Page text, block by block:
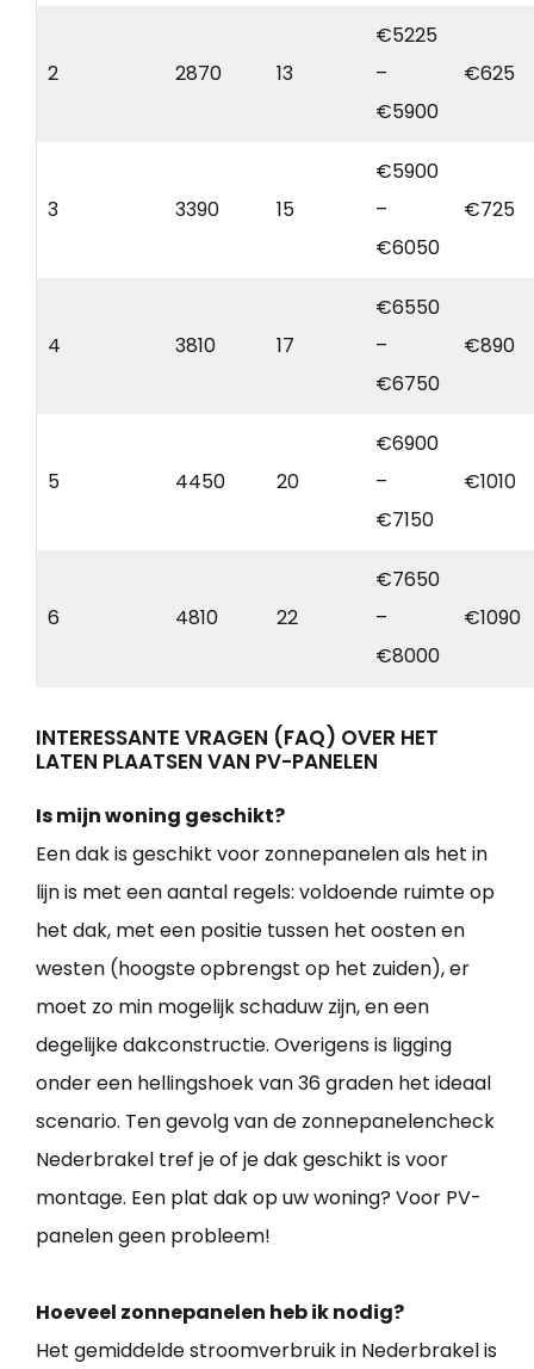
2 2870 13
€5225
–
€5900
€625
3 3390 15
€5900
–
€6050
€725
4 3810 17
€6550
–
€6750
€890
5 4450 20
€6900
–
€7150
€1010
6 4810 22
€7650
–
€8000
€1090
INTERESSANTE VRAGEN (FAQ) OVER HET
LATEN PLAATSEN VAN PV-PANELEN
Is mijn woning geschikt?
Een dak is geschikt voor zonnepanelen als het in
lijn is met een aantal regels: voldoende ruimte op
het dak, met een positie tussen het oosten en
westen (hoogste opbrengst op het zuiden), er
moet zo min mogelijk schaduw zijn, en een
degelijke dakconstructie. Overigens is ligging
onder een hellingshoek van 36 graden het ideaal
scenario. Ten gevolg van de zonnepanelencheck
Nederbrakel tref je of je dak geschikt is voor
montage. Een plat dak op uw woning? Voor PV-
panelen geen probleem!
Hoeveel zonnepanelen heb ik nodig?
Het gemiddelde stroomverbruik in Nederbrakel is